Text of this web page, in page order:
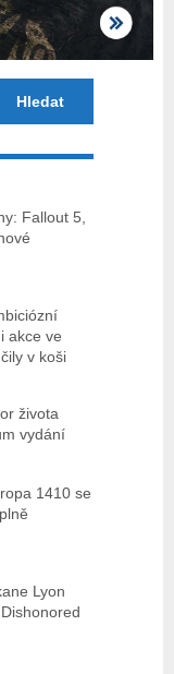
Fallout 5,
akce ve
v koši
života
vydání
1410 se
Lyon